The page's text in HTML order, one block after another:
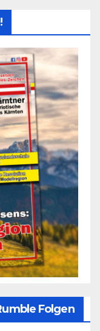
Folgen